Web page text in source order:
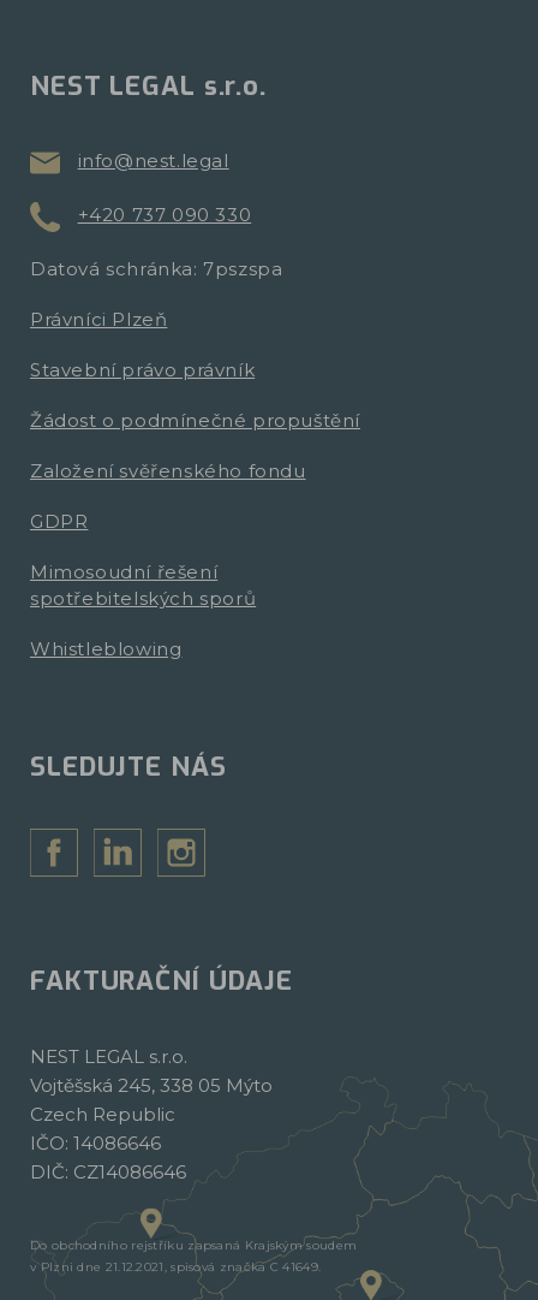
NEST LEGAL s.r.o.
info@nest.legal
+420 737 090 330
Datová schránka: 7pszspa
Právníci Plzeň
Stavební právo právník
Žádost o podmínečné propuštění
Založení svěřenského fondu
GDPR
Mimosoudní řešení
spotřebitelských sporů
Whistleblowing
SLEDUJTE NÁS
FAKTURAČNÍ ÚDAJE
NEST LEGAL s.r.o.
Vojtěšská 245, 338 05 Mýto
Czech Republic
IČO: 14086646
DIČ: CZ14086646
Do obchodního rejstříku zapsaná Krajským soudem
v Plzni dne 21.12.2021, spisová značka C 41649.